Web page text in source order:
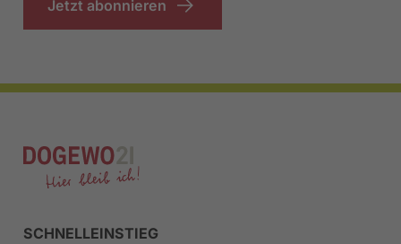
Jetzt abonnieren
SCHNELLEINSTIEG